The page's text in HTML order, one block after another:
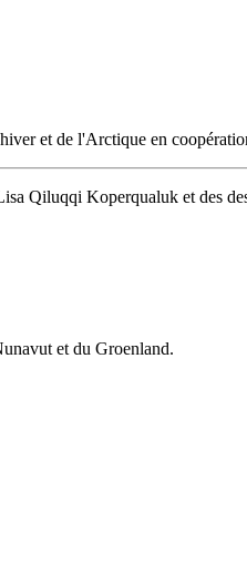
et de l'Arctique en
Qiluqqi Koperqualuk et des
et du Groenland.